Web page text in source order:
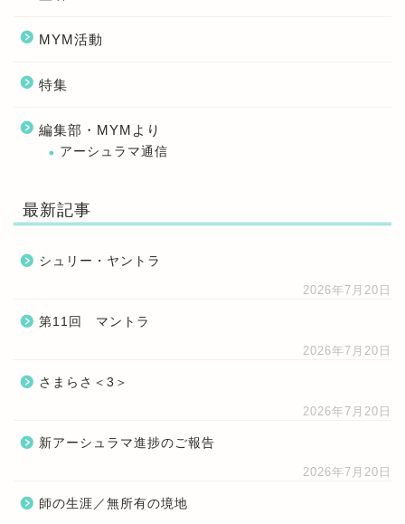
MYM活動
特集
編集部・MYMより
アーシュラマ通信
最新記事
シュリー・ヤントラ
2026年7月20日
第11回 マントラ
2026年7月20日
さまらさ＜3＞
2026年7月20日
新アーシュラマ進捗のご報告
2026年7月20日
師の生涯／無所有の境地